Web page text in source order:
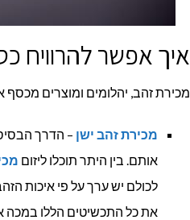
איך אפשר להרוויח
מכירת זהב, יהלומים ומוצרים מכסף
מכירת זהב ישן – הדרך
אותם. בין היתר תוכלו ליזום
לכולם יש ערך על פי איכות
את כל התכשיטים הללו